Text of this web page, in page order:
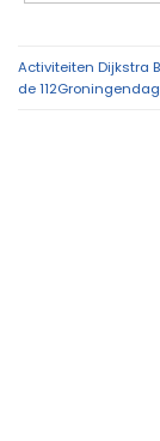
Activiteiten Dijkstra
de 112Groningendag